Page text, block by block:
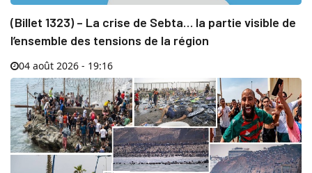
(Billet 1323) – La crise de Sebta… la partie visible de
l’ensemble des tensions de la région
04 août 2026 - 19:16